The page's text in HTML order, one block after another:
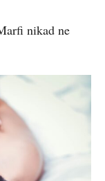
nikad ne